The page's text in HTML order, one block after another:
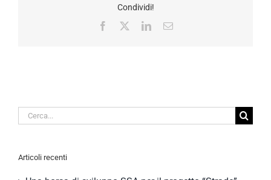
Condividi!
Facebook
LinkedInEmail
Cerca
Articoli recenti